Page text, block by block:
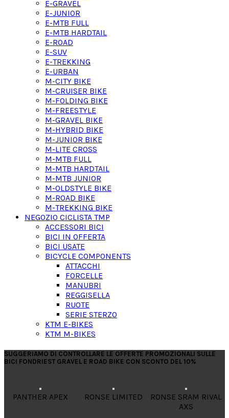
E-GRAVEL
E-JUNIOR
E-MTB FULL
E-MTB HARDTAIL
E-ROAD
E-SUV
E-TREKKING
E-URBAN
M-CITY BIKE
M-CRUISER BIKE
M-FOLDING BIKE
M-FREESTYLE
M-GRAVEL BIKE
M-HYBRID BIKE
M-JUNIOR BIKE
M-LITE CROSS
M-MTB FULL
M-MTB HARDTAIL
M-MTB JUNIOR
M-OLDSTYLE BIKE
M-ROAD BIKE
M-TREKKING BIKE
NEGOZIO CICLISTA TMP
ACCESSORI BICI
BICI IN OFFERTA
BICI USATE
BICYCLE COMPONENTS
ATTACCHI
FORCELLE
MANUBRI
REGGISELLA
RUOTE
SERIE STERZO
KTM E-BIKES
KTM M-BIKES
SUGGERIAMO DI CONTROLLARE LE OFFERTE PROMOZIONALI SULLE
BICI FONDRIEST GRAVEL E ROAD BIKE CON SCONTO DEL 10%
PANTHER APEX RONSE LIMITED
RONSE SRAM RIVAL
AXS